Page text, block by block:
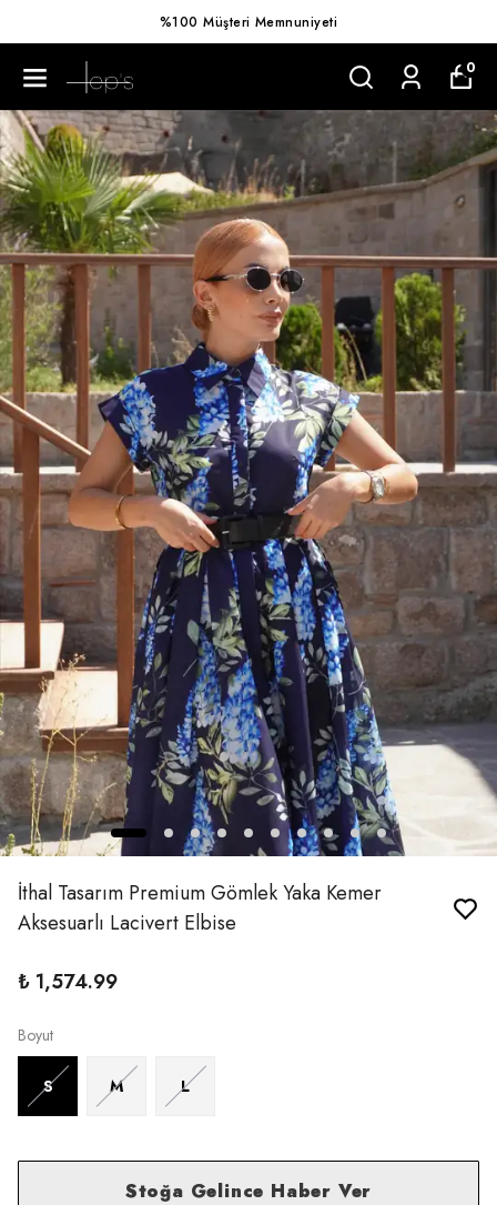
%100 Müşteri Memnuniyeti
0
İthal Tasarım Premium Gömlek Yaka Kemer
Aksesuarlı Lacivert Elbise
₺ 1,574.99
Boyut
S M L
Stoğa Gelince Haber Ver